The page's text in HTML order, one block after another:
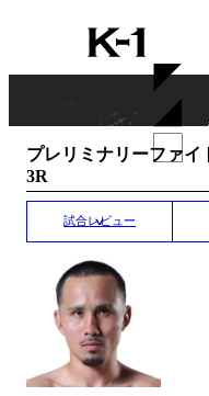
K-
1
プレリミナリーファ
3R
試合レビュー